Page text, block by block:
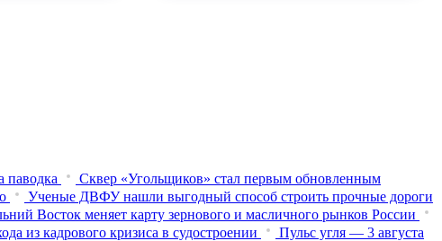
паводка
Сквер «Угольщиков» стал первым обновленным
Ученые ДВФУ нашли выгодный способ строить прочные дороги
Восток меняет карту зернового и масличного рынков России
из кадрового кризиса в судостроении
Пульс угля — 3 августа